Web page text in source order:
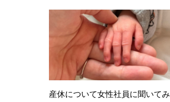
産休について女性社員に聞いてみ